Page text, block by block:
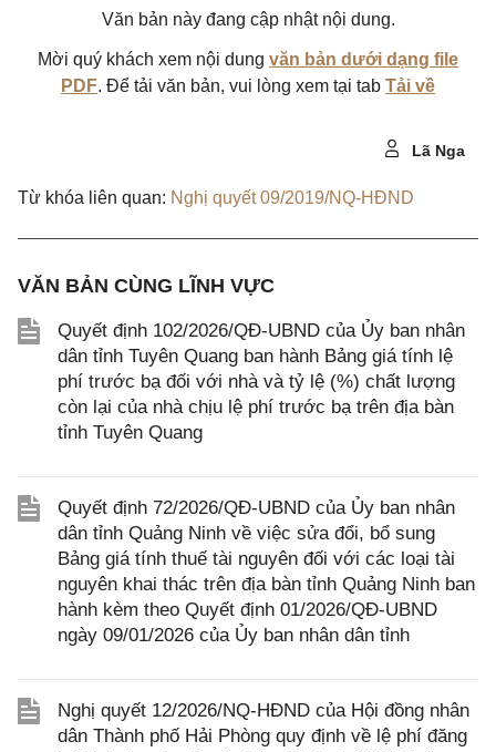
Văn bản này đang cập nhật nội dung.
Mời quý khách xem nội dung văn bản dưới dạng file
PDF. Để tải văn bản, vui lòng xem tại tab Tải về
Lã Nga
Từ khóa liên quan: Nghị quyết 09/2019/NQ-HĐND
VĂN BẢN CÙNG LĨNH VỰC
Quyết định 102/2026/QĐ-UBND của Ủy ban nhân
dân tỉnh Tuyên Quang ban hành Bảng giá tính lệ
phí trước bạ đối với nhà và tỷ lệ (%) chất lượng
còn lại của nhà chịu lệ phí trước bạ trên địa bàn
tỉnh Tuyên Quang
Quyết định 72/2026/QĐ-UBND của Ủy ban nhân
dân tỉnh Quảng Ninh về việc sửa đổi, bổ sung
Bảng giá tính thuế tài nguyên đối với các loại tài
nguyên khai thác trên địa bàn tỉnh Quảng Ninh ban
hành kèm theo Quyết định 01/2026/QĐ-UBND
ngày 09/01/2026 của Ủy ban nhân dân tỉnh
Nghị quyết 12/2026/NQ-HĐND của Hội đồng nhân
dân Thành phố Hải Phòng quy định về lệ phí đăng